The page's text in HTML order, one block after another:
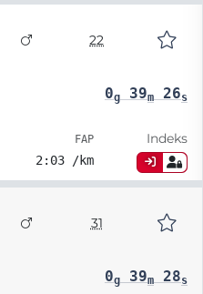
22
0g39m26s
FAP
2:03 /km
Indeks
31
0g39m28s